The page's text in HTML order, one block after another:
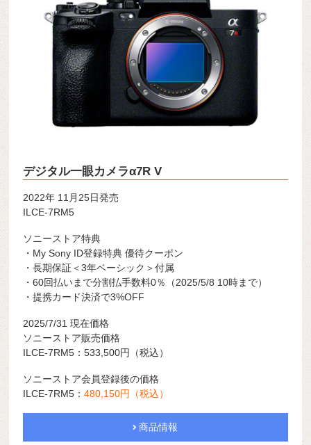
デジタル一眼カメラα7R V
2022年 11月25日発売
ILCE-7RM5
ソニーストア特典
・My Sony ID登録特典 優待クーポン
・長期保証＜3年ベーシック＞付属
・60回払いまで分割払手数料0％（2025/5/8 10時まで）
・提携カード決済で3%OFF
2025/7/31 現在価格
ソニーストア販売価格
ILCE-7RM5：533,500円（税込）
ソニーストア会員登録後の価格
ILCE-7RM5：480,150円（税込）
商品情報